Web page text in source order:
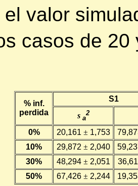
el valor
casos de
% inf.
perdida
S1
s a
2
0% 20,161 ± 1,753
10%
29,872 ± 2,040
30%
48,294 ± 2,051
50%
67,426 ± 2,244